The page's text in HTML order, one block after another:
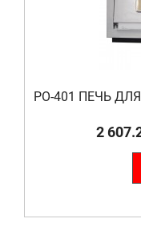
PO-401 ПЕЧЬ
2